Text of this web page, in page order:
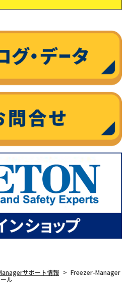
サポート情報 > Freezer-Manager
ル